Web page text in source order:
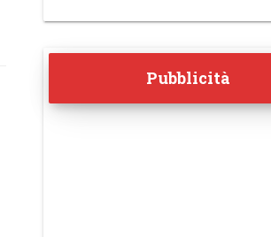
Pubblicità